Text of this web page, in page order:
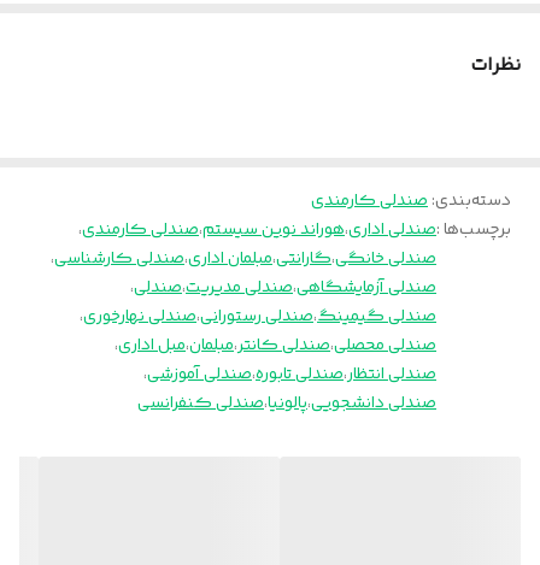
نظرات
دسته‌بندی:صندلی کارمندی
برچسب‌ها :صندلی اداری،هوراند نوین سیستم،صندلی کارمندی،
صندلی خانگی،گارانتی،مبلمان اداری،صندلی کارشناسی،
صندلی آزمایشگاهی،صندلی مدیریت،صندلی،
صندلی گیمینگ،صندلی رستورانی،صندلی نهارخوری،
صندلی محصلی،صندلی کانتر،مبلمان،مبل اداری،
صندلی انتظار،صندلی تابوره،صندلی آموزشی،
صندلی دانشجویی،پالونیا،صندلی کنفرانسی